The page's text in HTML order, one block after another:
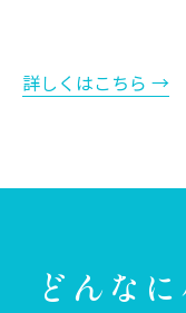
詳しくはこちら →
どんな